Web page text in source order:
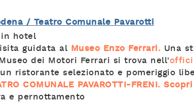
/ Teatro Comunale Pavarotti
in hotel
guidata al Museo Enzo Ferrari. Una
dei Motori Ferrari si trova nell'
ristorante selezionato e pomeriggio
COMUNALE PAVAROTTI-FRENI. Scopri
e pernottamento